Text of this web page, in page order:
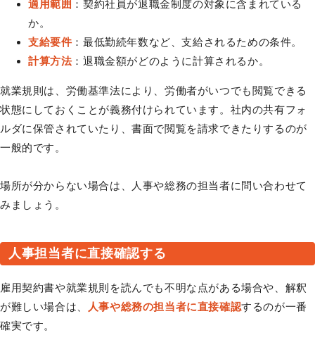
適用範囲 ：契約社員が退職金制度の対象に含まれている
か。
支給要件：最低勤続年数など、支給されるための条件。
計算方法：退職金額がどのように計算されるか。
就業規則は、労働基準法により、労働者がいつでも閲覧できる
状態にしておくことが義務付けられています。社内の共有フォ
ルダに保管されていたり、書面で閲覧を請求できたりするのが
一般的です。
場所が分からない場合は、人事や総務の担当者に問い合わせて
みましょう。
人事担当者に直接確認する
雇用契約書や就業規則を読んでも不明な点がある場合や、解釈
が難しい場合は、
人事や総務の担当者に直接確認するのが一番
確実です。